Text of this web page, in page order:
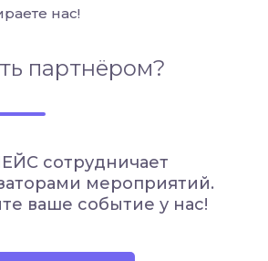
нас!
партнёром?
сотрудничает
мероприятий.
ваше событие у нас!